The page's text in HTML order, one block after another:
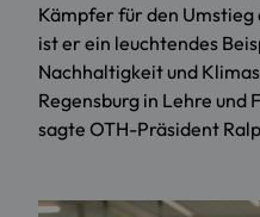
Kämpfer für den
ist er ein leuchtendes
Nachhaltigkeit und
Regensburg in Lehre und
sagte OTH-Präsident